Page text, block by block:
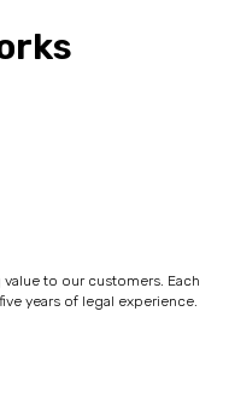
to our customers. Each
years of legal experience.